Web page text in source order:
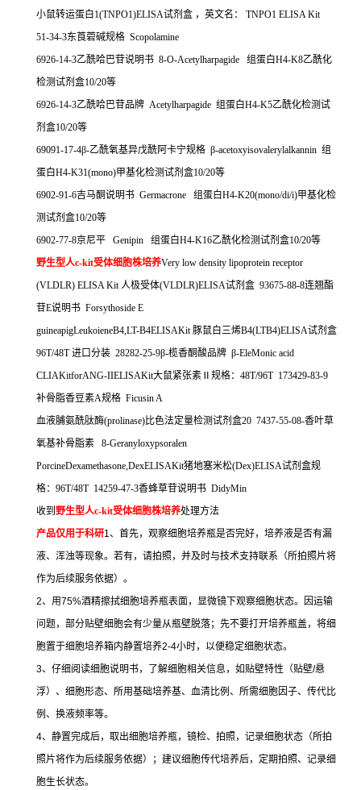
小鼠转运蛋白1(TNPO1)ELISA试剂盒 ，英文名：
TNPO1 ELISA Kit
51-34-3东莨菪碱规格 Scopolamine
6926-14-3乙酰哈巴苷说明书 8-O-Acetylharpagide 组蛋白H4-K8乙酰化
检测试剂盒10/20等
6926-14-3乙酰哈巴苷品牌 Acetylharpagide 组蛋白H4-K5乙酰化检测试
剂盒10/20等
69091-17-4β-乙酰氧基异戊酰阿卡宁规格 β-acetoxyisovalerylalkannin 组
蛋白H4-K31(mono)甲基化检测试剂盒10/20等
6902-91-6吉马酮说明书 Germacrone 组蛋白H4-K20(mono/di/i)甲基化检
测试剂盒10/20等
6902-77-8京尼平 Genipin 组蛋白H4-K16乙酰化检测试剂盒10/20等
野生型人c-kit受体细胞株培养Very low density lipoprotein receptor
(VLDLR) ELISA Kit 人极受体(VLDLR)ELISA试剂盒 93675-88-8连翘酯
苷E说明书 Forsythoside E
guineapigLeukoieneB4,LT-B4ELISAKit 豚鼠白三烯B4(LTB4)ELISA试剂盒
96T/48T进口分装 28282-25-9β-榄香酮酸品牌 β-EleMonic acid
CLIAKitforANG-IIELISAKit大鼠紧张素Ⅱ规格： 48T/96T 173429-83-9
补骨脂香豆素A规格 Ficusin A
血液脯氨酰肽酶(prolinase)比色法定量检测试剂盒20 7437-55-08-香叶草
氧基补骨脂素
8-Geranyloxypsoralen
PorcineDexamethasone,DexELISAKit猪地塞米松(Dex)ELISA试剂盒规
格： 96T/48T 14259-47-3香蜂草苷说明书 DidyMin
收到 野生型人c-kit受体细胞株培养处理方法
产品仅用于科研1 、首先，观察细胞培养瓶是否完好，培养液是否有漏
液、浑浊等现象。若有，请拍照，并及时与技术支持联系（所拍照片将
作为后续服务依据）。
2、用75%酒精擦拭细胞培养瓶表面，显微镜下观察细胞状态。因运输
问题，部分贴壁细胞会有少量从瓶壁脱落；先不要打开培养瓶盖，将细
胞置于细胞培养箱内静置培养2-4小时，以便稳定细胞状态。
3、仔细阅读细胞说明书，了解细胞相关信息，如贴壁特性（贴壁/悬
浮）、细胞形态、所用基础培养基、血清比例、所需细胞因子、传代比
例、换液频率等。
4、静置完成后，取出细胞培养瓶，镜检、拍照，记录细胞状态（所拍
照片将作为后续服务依据）；建议细胞传代培养后，定期拍照、记录细
胞生长状态。